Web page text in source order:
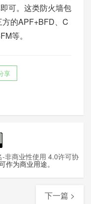
可。这类防火墙包
的APF+BFD、C
等。
享
-非商业性使用 4.0许可协
作为商业用途。
下一篇 >